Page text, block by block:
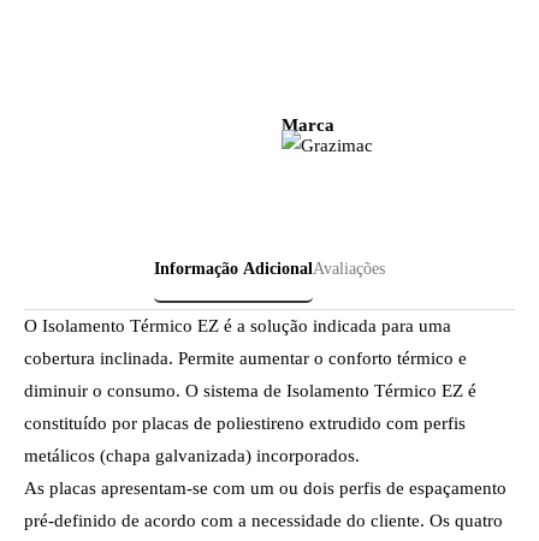
Marca
Informação Adicional Avaliações
O Isolamento Térmico EZ é a solução indicada para uma
cobertura inclinada. Permite aumentar o conforto térmico e
diminuir o consumo. O sistema de Isolamento Térmico EZ é
constituído por placas de poliestireno extrudido com perfis
metálicos (chapa galvanizada) incorporados.
As placas apresentam-se com um ou dois perfis de espaçamento
pré-definido de acordo com a necessidade do cliente. Os quatro